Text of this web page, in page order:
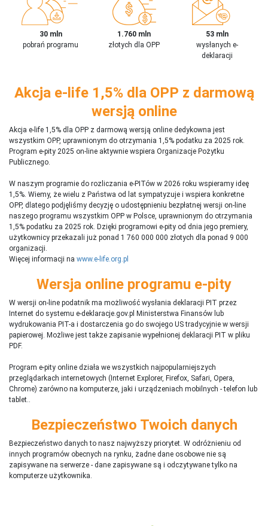
30 mln
pobrań programu
1.760 mln
złotych dla OPP
53 mln
wysłanych e-
deklaracji
Akcja e-life 1,5% dla OPP z darmową
wersją online
Akcja e-life 1,5% dla OPP z darmową wersją online dedykowna jest
wszystkim OPP, uprawnionym do otrzymania 1,5% podatku za 2025 rok.
Program e-pity 2025 on-line aktywnie wspiera Organizacje Pożytku
Publicznego.
W naszym programie do rozliczania e-PITów w 2026 roku wspieramy ideę
1,5%. Wiemy, że wielu z Państwa od lat sympatyzuje i wspiera konkretne
OPP, dlatego podjęliśmy decyzję o udostępnieniu bezpłatnej wersji on-line
naszego programu wszystkim OPP w Polsce, uprawnionym do otrzymania
1,5% podatku za 2025 rok. Dzięki programowi e-pity od dnia jego premiery,
użytkownicy przekazali już ponad 1 760 000 000 złotych dla ponad 9 000
organizacji.
Więcej informacji na www.e-life.org.pl
Wersja online programu e-pity
W wersji on-line podatnik ma możliwość wysłania deklaracji PIT przez
Internet do systemu e-deklaracje.gov.pl Ministerstwa Finansów lub
wydrukowania PIT-a i dostarczenia go do swojego US tradycyjnie w wersji
papierowej. Możliwe jest także zapisanie wypełnionej deklaracji PIT w pliku
PDF.
Program e-pity online działa we wszystkich najpopularniejszych
przeglądarkach internetowych (Internet Explorer, Firefox, Safari, Opera,
Chrome) zarówno na komputerze, jaki i urządzeniach mobilnych - telefon lub
tablet..
Bezpieczeństwo Twoich danych
Bezpieczeństwo danych to nasz najwyższy priorytet. W odróżnieniu od
innych programów obecnych na rynku, żadne dane osobowe nie są
zapisywane na serwerze - dane zapisywane są i odczytywane tylko na
komputerze użytkownika.